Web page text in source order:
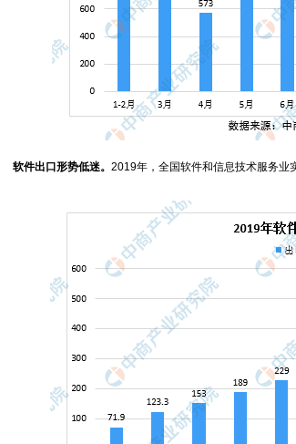
软件出口形势低迷。 2019年，全国软件和信息技术服务业